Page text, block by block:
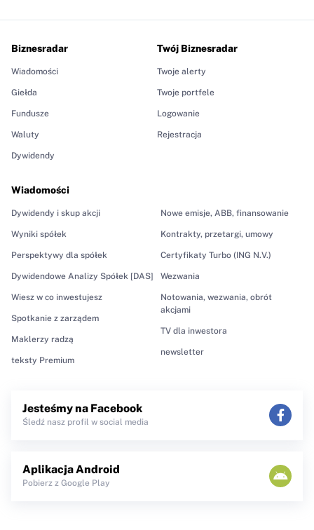
Biznesradar
Wiadomości
Giełda
Fundusze
Waluty
Dywidendy
Wiadomości
Dywidendy i skup akcji
Wyniki spółek
Perspektywy dla spółek
Dywidendowe Analizy Spółek [DAS]
Wiesz w co inwestujesz
Spotkanie z zarządem
Maklerzy radzą
teksty Premium
Nowe emisje, ABB, finansowanie
Kontrakty, przetargi, umowy
Certyfikaty Turbo (ING N.V.)
Wezwania
Notowania, wezwania, obrót
akcjami
TV dla inwestora
newsletter
Twój Biznesradar
Twoje alerty
Twoje portfele
Logowanie
Rejestracja
Jesteśmy na Facebook
Śledź nasz profil w social media
Aplikacja Android
Pobierz z Google Play